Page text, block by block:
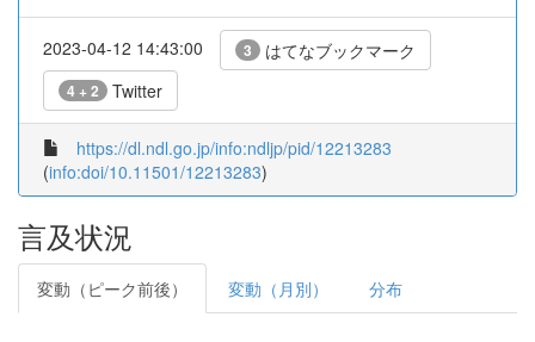
2023-04-12 14:43:00 3 はてなブックマーク
4 + 2 Twitter
https://dl.ndl.go.jp/info:ndljp/pid/12213283
(info:doi/10.11501/12213283)
言及状況
変動（ピーク前後） 変動（月別） 分布